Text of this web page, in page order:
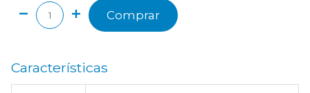
Comprar
Características